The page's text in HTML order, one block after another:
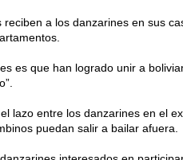
reciben a los danzarines en sus
es que han logrado unir a
lazo entre los danzarines en el
puedan salir a bailar afuera.